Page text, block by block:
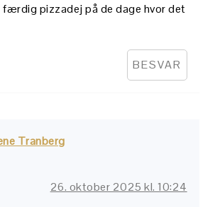
færdig pizzadej på de dage hvor det
BESVAR
Tranberg
26. oktober 2025 kl. 10:24